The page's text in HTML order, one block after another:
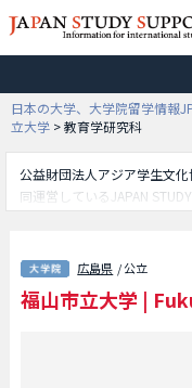
日本の大学、大学院留学情報
立大学 >教育学研究科
公益財団法人アジア学生文
同運営しているJAPAN
都市経営学研究科等、研究
施設案内、アクセスなど外
ご利用ください。
広島県 / 公立
福山市立大学 |